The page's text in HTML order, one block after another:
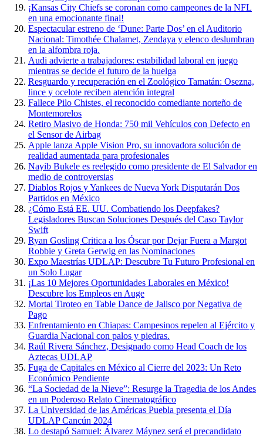
¡Kansas City Chiefs se coronan como campeones de la NFL
en una emocionante final!
Espectacular estreno de ‘Dune: Parte Dos’ en el Auditorio
Nacional: Timothée Chalamet, Zendaya y elenco deslumbran
en la alfombra roja.
Audi advierte a trabajadores: estabilidad laboral en juego
mientras se decide el futuro de la huelga
Resguardo y recuperación en el Zoológico Tamatán: Osezna,
lince y ocelote reciben atención integral
Fallece Pilo Chistes, el reconocido comediante norteño de
Montemorelos
Retiro Masivo de Honda: 750 mil Vehículos con Defecto en
el Sensor de Airbag
Apple lanza Apple Vision Pro, su innovadora solución de
realidad aumentada para profesionales
Nayib Bukele es reelegido como presidente de El Salvador en
medio de controversias
Diablos Rojos y Yankees de Nueva York Disputarán Dos
Partidos en México
¿Cómo Está EE. UU. Combatiendo los Deepfakes?
Legisladores Buscan Soluciones Después del Caso Taylor
Swift
Ryan Gosling Critica a los Óscar por Dejar Fuera a Margot
Robbie y Greta Gerwig en las Nominaciones
Expo Maestrías UDLAP: Descubre Tu Futuro Profesional en
un Solo Lugar
¡Las 10 Mejores Oportunidades Laborales en México!
Descubre los Empleos en Auge
Mortal Tiroteo en Table Dance de Jalisco por Negativa de
Pago
Enfrentamiento en Chiapas: Campesinos repelen al Ejército y
Guardia Nacional con palos y piedras.
Raúl Rivera Sánchez, Designado como Head Coach de los
Aztecas UDLAP
Fuga de Capitales en México al Cierre del 2023: Un Reto
Económico Pendiente
“La Sociedad de la Nieve”: Resurge la Tragedia de los Andes
en un Poderoso Relato Cinematográfico
La Universidad de las Américas Puebla presenta el Día
UDLAP Cancún 2024
Lo destapó Samuel: Álvarez Máynez será el precandidato